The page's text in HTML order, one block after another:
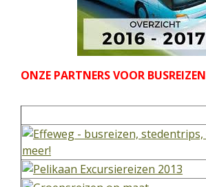
ONZE PARTNERS VOOR BUSREIZEN